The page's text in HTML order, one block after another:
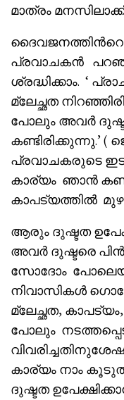
മാത്രം
ദൈവജനത്തിൻറെ
പ്രവാചകൻ
ശ്രദ്ധിക്കാം. ‘
മ്ലേച്ഛത
പോലും അവർ
കണ്ടിരിക്കുന്നു.’ (
പ്രവാചകരുടെ
കാര്യം ഞാൻ
കാപട്യത്തിൽ
ആരും ദുഷ്ടത
അവർ ദുഷ്ടരെ
സോദോം
നിവാസികൾ
മ്ലേച്ഛത,
പോലും
കാര്യം നാം
ദുഷ്ടത